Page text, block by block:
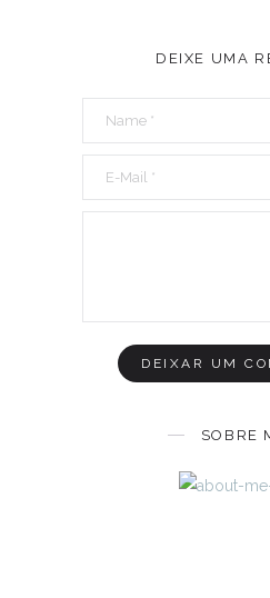
DEIXE UMA
SOBRE